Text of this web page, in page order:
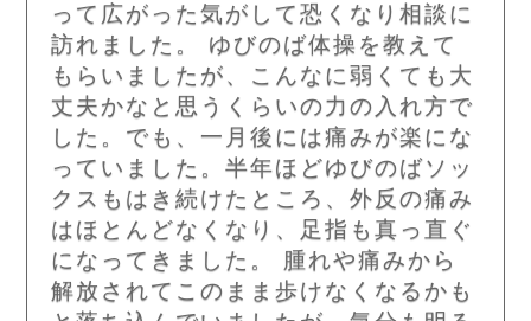
って広がった気がして恐くなり相談に
訪れました。 ゆびのば体操を教えて
もらいましたが、こんなに弱くても大
丈夫かなと思うくらいの力の入れ方で
した。でも、一月後には痛みが楽にな
っていました。半年ほどゆびのばソッ
クスもはき続けたところ、外反の痛み
はほとんどなくなり、足指も真っ直ぐ
になってきました。 腫れや痛みから
解放されてこのまま歩けなくなるかも